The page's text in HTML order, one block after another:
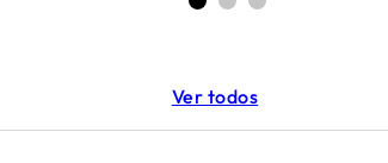
Ver todos